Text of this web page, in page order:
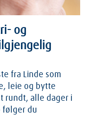
og
fra Linde som
leie og bytte
rundt, alle dager i
følger du